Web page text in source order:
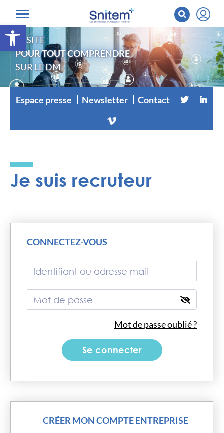
Ouvrir la barre d’outils
LE SITE
POUR TOUT COMPRENDRE
SUR LE DM
Espace presse Newsletter Contact
Je suis recruteur
CONNECTEZ-VOUS
Mot de passe oublié ?
Se connecter
CRÉER MON COMPTE ENTREPRISE